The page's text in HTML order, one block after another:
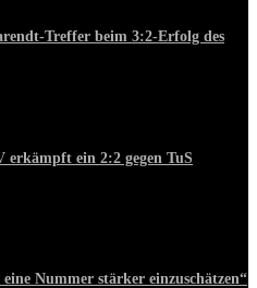
Treffer beim 3:2-Erfolg des
erkämpft ein 2:2 gegen TuS
Nummer stärker einzuschätzen“